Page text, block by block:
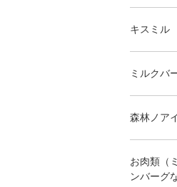
キスミル
ミルクバ
森林ノア
お肉類（
ンバーグ